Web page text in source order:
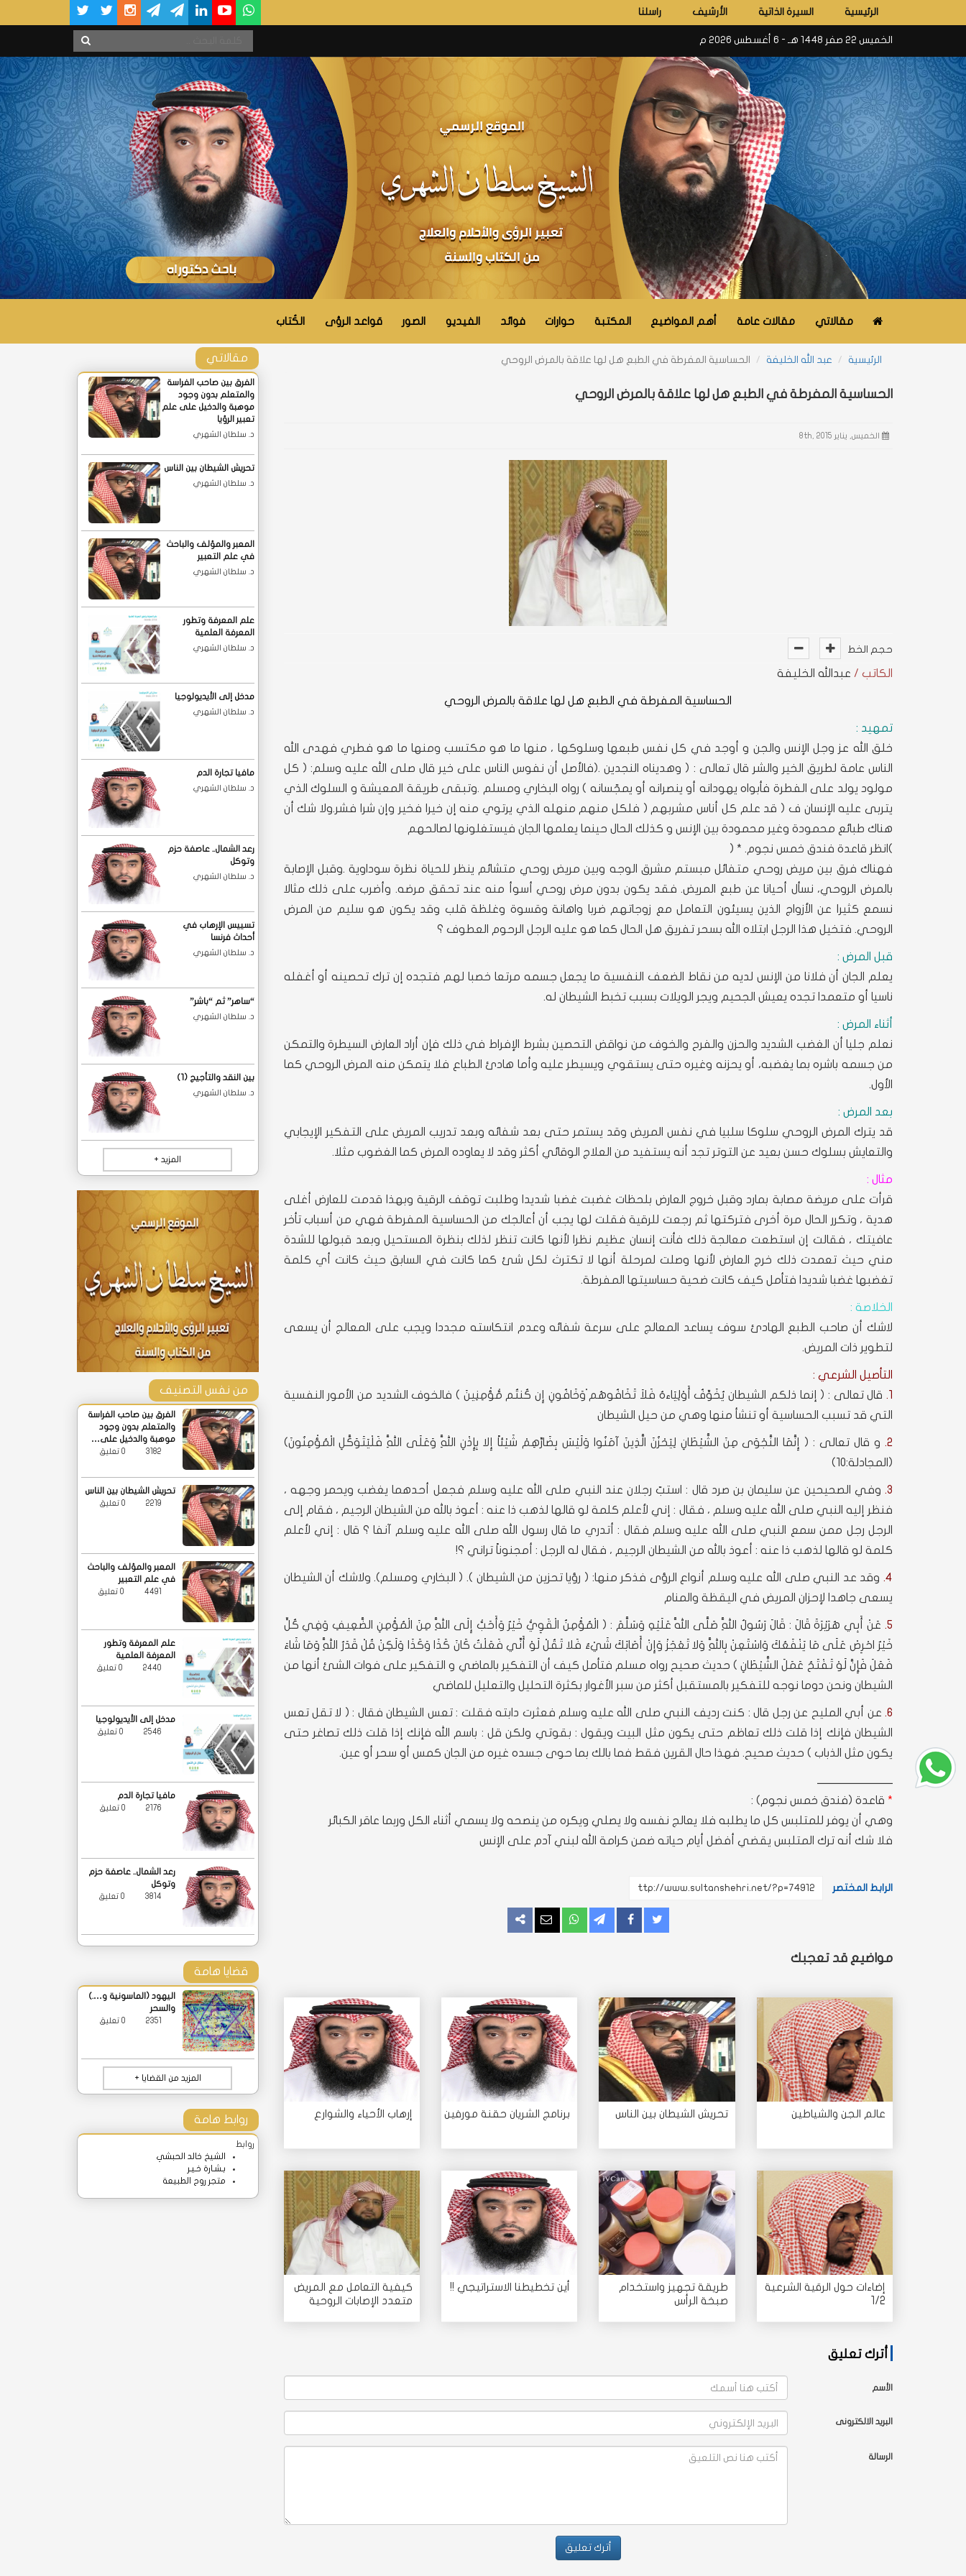
الرئيسية السيرة الذاتية الأرشيف راسلنا
الخميس 22 صفر 1448 هـ - 6 أغسطس 2026 م
مقالاتي مقالات عامة أهم المواضيع المكتبة حوارات فوائد الفيديو الصور قواعد الرؤى الكُتاب
الرئيسية عبد الله الخليفة الحساسية المفرطة في الطبع هل لها علاقة بالمرض الروحي
الحساسية المفرطة في الطبع هل لها علاقة بالمرض الروحي
الخميس, يناير 8th, 2015
حجم الخط
الكاتب / عبدالله الخليفة
الحساسية المفرطة في الطبع هل لها علاقة بالمرض الروحي
تمهيد :
خلق الله عز وجل الإنس والجن و أوجد في كل نفس طبعها وسلوكها ، منها ما هو مكتسب ومنها ما هو فطري فهدى الله
الناس عامة لطريق الخير والشر قال تعالى : ( وهديناه النجدين .(فالأصل أن نفوس الناس على خير قال صلى الله عليه وسلم: ( كل
مولود يولد على الفطرة فأبواه يهودانه أو ينصرانه أو يمجّسانه ) رواه البخاري ومسلم .وتبقى طريقة المعيشة و السلوك الذي
يتربى عليه الإنسان ف ( قد علم كل أناس مشربهم ( فلكل منهم منهله الذي يرتوي منه إن خيرا فخير وإن شرا فشر.ولا شك أن
هناك طبائع محمودة وغير محمودة بين الإنس و كذلك الحال حينما يعلمها الجان فيستغلونها لصالحهم
)انظر قاعدة فندق خمس نجوم. * (
فهناك فرق بين مريض روحي متفائل مبستم مشرق الوجه وبين مريض روحي متشائم ينظر للحياة نظرة سوداوية .وقبل الإصابة
بالمرض الروحي، نسأل أحيانا عن طبع المريض. فقد يكون بدون مرض روحي أسوأ منه عند تحقق مرضه. وأضرب على ذلك مثالا
نسمع كثيرا عن الأزواج الذين يسيئون التعامل مع زوجاتهم ضربا واهانة وقسوة وغلظة قلب وقد يكون هو سليم من المرض
الروحي. فتخيل هذا الرجل ابتلاه الله بسحر تفريق هل الحال كما هو عليه الرجل الرحوم العطوف ؟
قبل المرض :
يعلم الجان أن فلانا من الإنس لديه من نقاط الضعف النفسية ما يجعل جسمه مرتعا خصبا لهم فتجده إن ترك تحصينه أو أغفله
ناسيا أو متعمدا تجده يعيش الجحيم ويجر الويلات بسبب تخبط الشيطان له.
أثناء المرض :
نعلم جليا أن الغضب الشديد والحزن والفرح والخوف من نواقض التحصين بشرط الإفراط في ذلك فإن أراد العارض السيطرة والتمكن
من جسمه باشره بما يغضبه، أو يحزنه وغيره حتى يستقوي ويسيطر عليه وأما هادئ الطباع فلا يتمكن منه المرض الروحي كما
الأول.
بعد المرض :
قد يترك المرض الروحي سلوكا سلبيا في نفس المريض وقد يستمر حتى بعد شفائه وبعد تدريب المريض على التفكير الإيجابي
والتعايش بسلوك حسن بعيد عن التوتر تجد أنه يستفيد من العلاج الوقائي أكثر وقد لا يعاوده المرض كما الغضوب مثلا.
مثال :
قرأت على مريضة مصابة بمارد وقبل خروج العارض بلحظات غضبت غضبا شديدا وطلبت توقف الرقية وبهذا قدمت للعارض أغلى
هدية ، وتكرر الحال مرة أخرى فتركتها ثم رجعت للرقية فقلت لها يجب أن أعالجك من الحساسية المفرطة فهي من أسباب تأخر
عافيتك ، فقالت إن استطعت معالجة ذلك فأنت إنسان عظيم نظرا لأنها كانت تنظر لذلك بنظرة المستحيل وبعد قبولها للشدة
مني حيث تعمدت ذلك خرج العارض لأنها وصلت لمرحلة أنها لا تكترث لكل شئ كما كانت في السابق حيث كانت أي كلمة
تغضبها غضبا شديدا فتأمل كيف كانت ضحية حساسيتها المفرطة.
الخلاصة :
لاشك أن صاحب الطبع الهادئ سوف يساعد المعالج على سرعة شفائه وعدم انتكاسته مجددا ويجب على المعالج أن يسعى
لتطوير ذات المريض.
التأصيل الشرعي :
1.
قال تعالى : ( إنما ذلكم الشيطان يُخَوِّفُ أَوْلِيَاءهُ فَلاَ تَخَافُوهُم ْوَخَافُونِ إِن كُنتُم مُّؤْمِنِينَ ) فالخوف الشديد من الأمور النفسية
التي قد تسبب الحساسية أو تنشأ منها وهي من حيل الشيطان
2.
و قال تعالى : ( إِنَّمَا النَّجْوَى مِنَ الشَّيْطَانِ لِيَحْزُنَ الَّذِينَ آمَنُوا وَلَيْسَ بِضَارِّهِمْ شَيْئاً إِلا بِإِذْنِ اللَّهِ وَعَلَى اللَّهِ فَلْيَتَوَكَّلِ الْمُؤْمِنُونَ)
(المجادلة:10)
3. وفي الصحيحين عن سليمان بن صرد قال : استبّ رجلان عند النبي صلى الله عليه وسلم فجعل أحدهما يغضب ويحمر وجهه ،
فنظر إليه النبي صلى الله عليه وسلم ، فقال : إني لأعلم كلمة لو قالها لذهب ذا عنه : أعوذ بالله من الشيطان الرجيم ، فقام إلى
الرجل رجل ممن سمع النبي صلى الله عليه وسلم فقال : أتدري ما قال رسول الله صلى الله عليه وسلم آنفا ؟ قال : إني لأعلم
كلمة لو قالها لذهب ذا عنه : أعوذ بالله من الشيطان الرجيم ، فقال له الرجل : أمجنوناً تراني ؟!
4. وقد عد النبي صلى الله عليه وسلم أنواع الرؤى فذكر منها: ( رؤيا تحزين من الشيطان ). ( البخاري ومسلم). ولاشك أن الشيطان
يسعى جاهدا لإحزان المريض في اليقظة والمنام
5. عَنْ أَبِي هُرَيْرَةَ قَالَ : قَالَ رَسُولُ اللَّهِ صَلَّى اللَّه عَلَيْهِ وَسَلَّمَ : ( الْمُؤْمِنُ الْقَوِيُّ خَيْرٌ وَأَحَبُّ إِلَى اللَّهِ مِنَ الْمُؤْمِنِ الضَّعِيفِ وَفِي كُلٍّ
خَيْرٌ احْرِصْ عَلَى مَا يَنْفَعُكَ وَاسْتَعِنْ بِاللَّهِ وَلا تَعْجَزْ وَإِنْ أَصَابَكَ شَيْءٌ فَلا تَقُلْ لَوْ أَنِّي فَعَلْتُ كَانَ كَذَا وَكَذَا وَلَكِنْ قُلْ قَدَرُ اللَّهِ وَمَا شَاءَ
فَعَلَ فَإِنَّ لَوْ تَفْتَحُ عَمَلَ الشَّيْطَانِ ) حديث صحيح رواه مسلم فتأمل كيف أن التفكير بالماضي و التفكير على فوات الشئ أنها من
الشيطان ونحن دوما نوجه للتفكير بالمستقبل أكثر من سبر الأغوار بكثرة التحليل والتعليل للماضي
6. عن أبي المليح عن رجل قال : كنت رديف النبي صلى الله عليه وسلم فعثرت دابته فقلت : تعس الشيطان فقال : ( لا تقل تعس
الشيطان فإنك إذا قلت ذلك تعاظم حتى يكون مثل البيت ويقول : بقوتي ولكن قل : باسم الله فإنك إذا قلت ذلك تصاغر حتى
يكون مثل الذباب ) حديث صحيح. فهذا حال القرين فقط فما بالك بما حوى جسده غيره من الجان كمس أو سحر أو عين.
ـــــــــــــــــــــــــــــــــــ
* قاعدة (فندق خمس نجوم) :
وهي أن يوفر للمتلبس كل ما يطلبه فلا يعالج نفسه ولا يصلي ويكره من ينصحه ولا يسمي أثناء الكل وربما عاقر الكبائر
فلا شك أنه ترك المتلبس يقضي أفضل أيام حياته ضمن كرامة الله لبني آدم على الإنس
الرابط المختصر
شاركمشاركةمشاركةمراسلة المزيد
مواضيع قد تعجبك
عالم الجن والشياطين تحريش الشيطان بين الناس برنامج الشريان حقنة مورفين إرهاب الأحياء والشوارع
إضاءات حول الرقية الشرعية
1/2
طريقة تجهيز واستخدام
صبخة الرأس
أين تخطيطنا الاستراتيجي !!
كيفية التعامل مع المريض
متعدد الإصابات الروحية
أترك تعليق
الأسم
البريد الالكترونى
الرسالة
مقالاتي
الفرق بين صاحب الفراسة
والمتعلم بدون وجود
موهبة والدخيل على علم
تعبير الرؤيا
د. سلطان الشهري
تحريش الشيطان بين الناس
د. سلطان الشهري
المعبر والمؤلف والباحث
في علم التعبير
د. سلطان الشهري
علم المعرفة وتطور
المعرفة العلمية
د. سلطان الشهري
مدخل إلى الأيديولوجيا
د. سلطان الشهري
مافيا تجارة الدم
د. سلطان الشهري
رعد الشمال.. عاصفة حزم
وتوكل
د. سلطان الشهري
تسييس الإرهاب في
أحداث فرنسا
د. سلطان الشهري
“ساهر” ثم “باشر”‎
د. سلطان الشهري
بين النقد والتأجيج (1)
د. سلطان الشهري
المزيد +
من نفس التصنيف
الفرق بين صاحب الفراسة
والمتعلم بدون وجود
موهبة والدخيل على…
تحريش الشيطان بين الناس
المعبر والمؤلف والباحث
في علم التعبير
علم المعرفة وتطور
المعرفة العلمية
مدخل إلى الأيديولوجيا
مافيا تجارة الدم
رعد الشمال.. عاصفة حزم
وتوكل
قضايا هامة
اليهود (الماسونية و….)
والسحر
المزيد من القضايا +
روابط هامة
روابط
الشيخ خالد الحبشي
بـشـارة خـيـر
متجر روح الطبيعة